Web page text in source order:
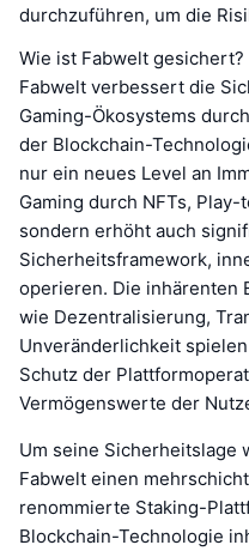
durchzuführen, um die
Wie ist Fabwelt gesichert?
Fabwelt verbessert die
Gaming-Ökosystems
der Blockchain-
nur ein neues Level an
Gaming durch NFTs,
sondern erhöht auch
Sicherheitsframework,
operieren. Die inhärenten
wie Dezentralisierung,
Unveränderlichkeit
Schutz der
Vermögenswerte der
Um seine Sicherheitslage
Fabwelt einen
renommierte Staking-
Blockchain-Technologie